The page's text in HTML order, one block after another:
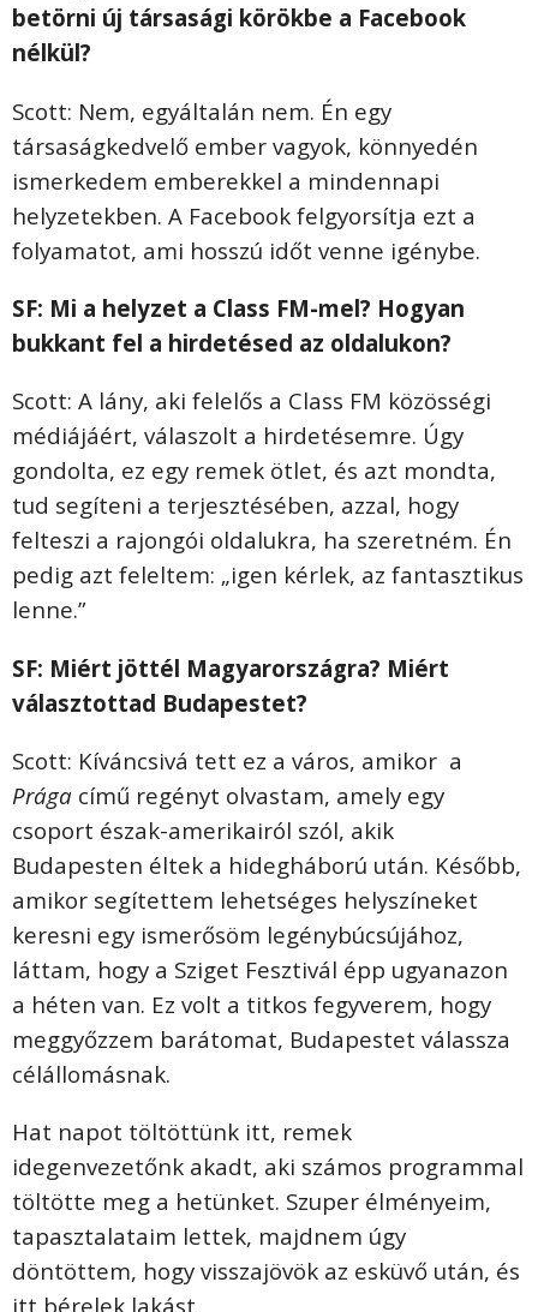
betörni új társasági körökbe a Facebook
nélkül?
Scott: Nem, egyáltalán nem. Én egy
társaságkedvelő ember vagyok, könnyedén
ismerkedem emberekkel a mindennapi
helyzetekben. A Facebook felgyorsítja ezt a
folyamatot, ami hosszú időt venne igénybe.
SF: Mi a helyzet a Class FM-mel? Hogyan
bukkant fel a hirdetésed az oldalukon?
Scott: A lány, aki felelős a Class FM közösségi
médiájáért, válaszolt a hirdetésemre. Úgy
gondolta, ez egy remek ötlet, és azt mondta,
tud segíteni a terjesztésében, azzal, hogy
felteszi a rajongói oldalukra, ha szeretném. Én
pedig azt feleltem: „igen kérlek, az fantasztikus
lenne.”
SF: Miért jöttél Magyarországra? Miért
választottad Budapestet?
Scott: Kíváncsivá tett ez a város, amikor a
Prága című regényt olvastam, amely egy
csoport észak-amerikairól szól, akik
Budapesten éltek a hidegháború után. Később,
amikor segítettem lehetséges helyszíneket
keresni egy ismerősöm legénybúcsújához,
láttam, hogy a Sziget Fesztivál épp ugyanazon
a héten van. Ez volt a titkos fegyverem, hogy
meggyőzzem barátomat, Budapestet válassza
célállomásnak.
Hat napot töltöttünk itt, remek
idegenvezetőnk akadt, aki számos programmal
töltötte meg a hetünket. Szuper élményeim,
tapasztalataim lettek, majdnem úgy
döntöttem, hogy visszajövök az esküvő után, és
itt bérelek lakást.